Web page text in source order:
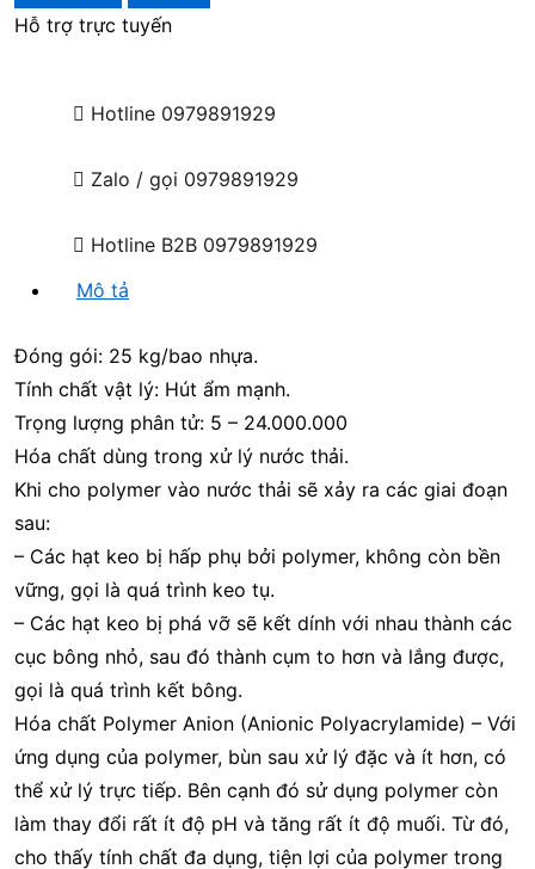
Hỗ trợ trực tuyến
Hotline 0979891929
Zalo / gọi 0979891929
Hotline B2B 0979891929
Mô tả
Đóng gói: 25 kg/bao nhựa.
Tính chất vật lý: Hút ẩm mạnh.
Trọng lượng phân tử: 5 – 24.000.000
Hóa chất dùng trong xử lý nước thải.
Khi cho polymer vào nước thải sẽ xảy ra các giai đoạn
sau:
– Các hạt keo bị hấp phụ bởi polymer, không còn bền
vững, gọi là quá trình keo tụ.
– Các hạt keo bị phá vỡ sẽ kết dính với nhau thành các
cục bông nhỏ, sau đó thành cụm to hơn và lắng được,
gọi là quá trình kết bông.
Hóa chất Polymer Anion (Anionic Polyacrylamide) – Với
ứng dụng của polymer, bùn sau xử lý đặc và ít hơn, có
thể xử lý trực tiếp. Bên cạnh đó sử dụng polymer còn
làm thay đổi rất ít độ pH và tăng rất ít độ muối. Từ đó,
cho thấy tính chất đa dụng, tiện lợi của polymer trong